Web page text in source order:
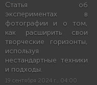
Статья об
экспериментах в
фотографии и о том,
как расширить свои
творческие горизонты,
используя
нестандартные техники
и подходы.
19 сентября 2024 г., 04:00